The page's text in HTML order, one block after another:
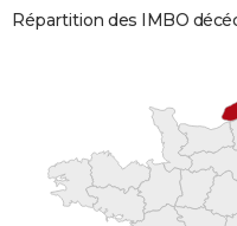
Répartition des IMBO